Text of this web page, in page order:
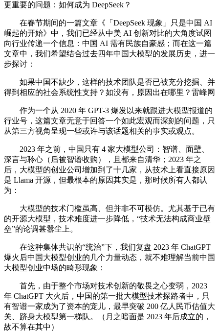
更重要的问题：如何成为 DeepSeek？
在春节期间的一篇文章《「DeepSeek 现象」只是中国 AI
崛起的开始》中，我们已经从中美 AI 创新对比的大角度试图
向行业传递一个信息：中国 AI 需有民族自豪感；而在这一篇
文章中，我们希望结合过去四年中国大模型的发展历史，进一
步探讨：
如果中国不缺少，这样的技术团队是否已被充分挖掘、并
得到相应的社会系统性支持？如没有，原因出在哪里？雷峰网
作为一个从 2020 年 GPT-3 爆发以来就跟进大模型报道的
行业号，这篇文章无意于回答一个如此宏观而深刻的问题，只
从第三方视角呈现一些或许与该话题相关的事实或观点。
2023 年之前，中国只有 4 家大模型公司：智谱、面壁、
深言与聆心（后被智谱收购），且都来自清华；2023 年之
后，大模型的创业公司增加到了十几家，从技术上看直接原因
是 Llama 开源，但最根本的原因其实是，那时候所有人都认
为：
大模型的技术门槛虽高、但并非不可模仿。尤其基于已有
的开源大模型，技术难度进一步降低，“技术无法构成商业壁
垒”的论调甚嚣尘上。
在这种集体共识的“统治”下，我们复盘 2023 年 ChatGPT
爆火后中国大模型创业的几个力量动态，就不难理解当前中国
大模型创业中场的畸形现象：
首先，由于整个市场对技术创新的敬畏之心变弱，2023
年 ChatGPT 大火后，中国的第一批大模型技术探路者中，只
有智谱一家成为了资本的宠儿，最早突破 200 亿人民币估值大
关、跻身大模型第一梯队。（月之暗面是 2023 年后成立的，
故不算在其中）